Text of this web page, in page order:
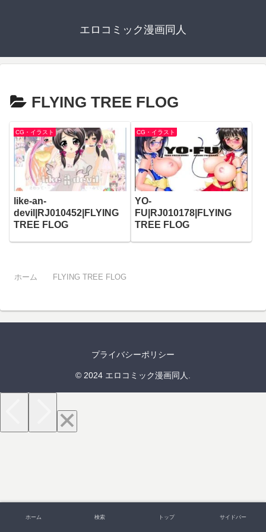
エロコミック漫画同人
FLYING TREE FLOG
CG・イラスト
like-an-
devil|RJ010452|FLYING
TREE FLOG
CG・イラスト
YO-
FU|RJ010178|FLYING
TREE FLOG
ホーム FLYING TREE FLOG
プライバシーポリシー
© 2024 エロコミック漫画同人.
ホーム 検索 トップ サイドバー